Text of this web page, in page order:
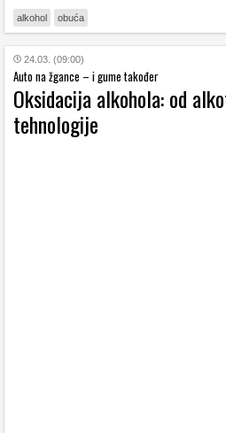
alkohol obuća
24.03. (09:00)
Auto na žgance – i gume također
Oksidacija alkohola: od
tehnologije